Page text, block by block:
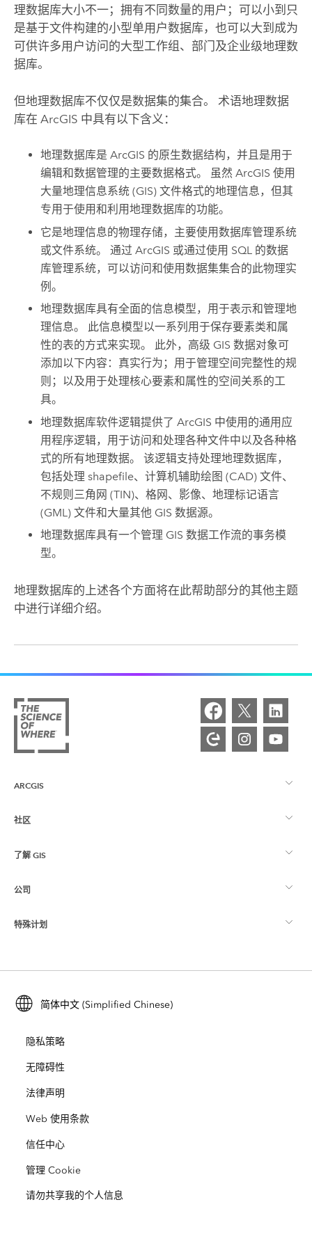
理数据库大小不一；拥有不同数量的用户；可以小到只
是基于文件构建的小型单用户数据库，也可以大到成为
可供许多用户访问的大型工作组、部门及企业级地理数
据库。
但地理数据库不仅仅是数据集的集合。 术语地理数据
库在 ArcGIS 中具有以下含义：
地理数据库是 ArcGIS 的原生数据结构，并且是用于
编辑和数据管理的主要数据格式。 虽然 ArcGIS 使用
大量地理信息系统 (GIS) 文件格式的地理信息，但其
专用于使用和利用地理数据库的功能。
它是地理信息的物理存储，主要使用数据库管理系统
或文件系统。 通过 ArcGIS 或通过使用 SQL 的数据
库管理系统，可以访问和使用数据集集合的此物理实
例。
地理数据库具有全面的信息模型，用于表示和管理地
理信息。 此信息模型以一系列用于保存要素类和属
性的表的方式来实现。 此外，高级 GIS 数据对象可
添加以下内容：真实行为；用于管理空间完整性的规
则；以及用于处理核心要素和属性的空间关系的工
具。
地理数据库软件逻辑提供了 ArcGIS 中使用的通用应
用程序逻辑，用于访问和处理各种文件中以及各种格
式的所有地理数据。 该逻辑支持处理地理数据库，
包括处理 shapefile、计算机辅助绘图 (CAD) 文件、
不规则三角网 (TIN)、格网、影像、地理标记语言
(GML) 文件和大量其他 GIS 数据源。
地理数据库具有一个管理 GIS 数据工作流的事务模
型。
地理数据库的上述各个方面将在此帮助部分的其他主题
中进行详细介绍。
ARCGIS
ArcGIS 概览
制图
Esri Store
社区
Esri 社区
ArcGIS 博客
用户研究和测试
Esri 年轻专家关系网
了解 GIS
什么是 GIS？
位置智能
培训
ArcUser
ArcNews
ArcWatch
Esri Press
Esri 视频
公司
关于 Esri
招贤纳士
开放视野
业务行为准则
网站地图
特殊计划
ArcGIS for Student Use
保护
教育
种族平等
简体中文 (Simplified Chinese)
隐私策略
无障碍性
法律声明
Web 使用条款
信任中心
管理 Cookie
请勿共享我的个人信息